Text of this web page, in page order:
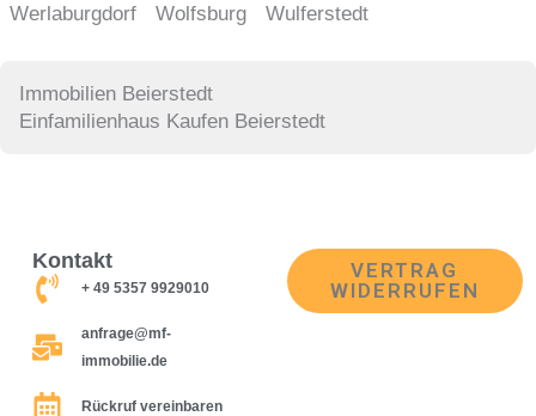
Werlaburgdorf
Wolfsburg Wulferstedt
Immobilien Beierstedt
Einfamilienhaus Kaufen Beierstedt
Kontakt
+ 49 5357 9929010
anfrage@mf-
immobilie.de
Rückruf vereinbaren
VERTRAG
WIDERRUFEN